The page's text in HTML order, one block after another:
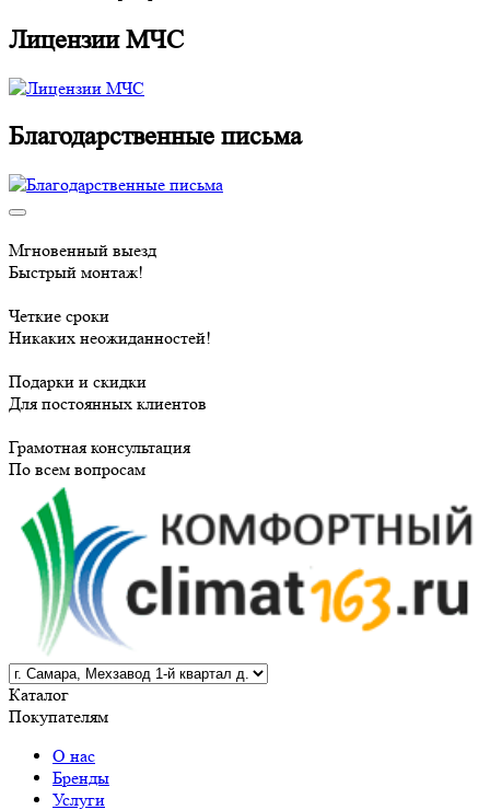
Лицензии МЧС
Благодарственные письма
Мгновенный выезд
Быстрый монтаж!
Четкие сроки
Никаких неожиданностей!
Подарки и скидки
Для постоянных клиентов
Грамотная консультация
По всем вопросам
Каталог
Покупателям
О нас
Бренды
Услуги